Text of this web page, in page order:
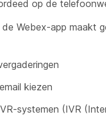
op de
de Webex-app
kiezen
systemen (IVR